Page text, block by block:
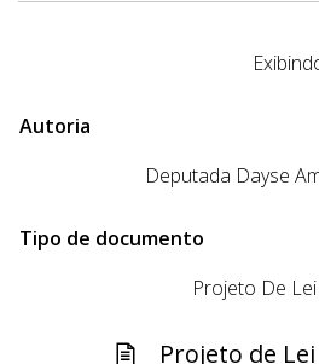
Autoria
Deputada Dayse
Tipo de documento
Projeto De Lei
Projeto de